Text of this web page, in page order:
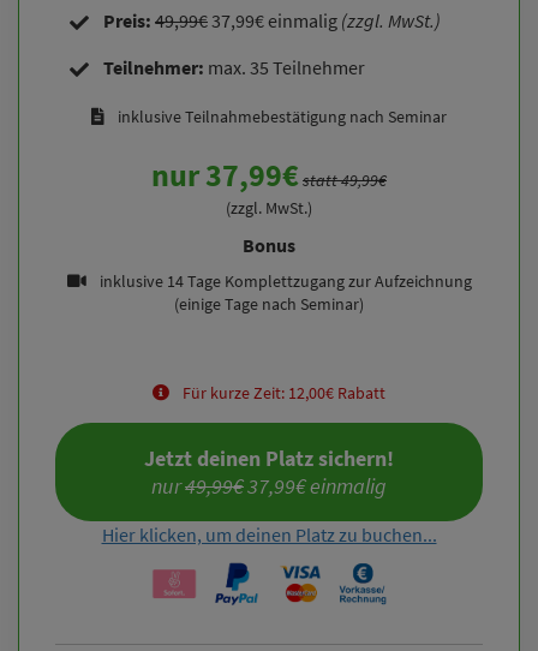
Preis: 49,99€37,99€ einmalig (zzgl. MwSt.)
Teilnehmer: max. 35 Teilnehmer
inklusive Teilnahmebestätigung nach Seminar
nur 37,99€statt 49,99€
(zzgl. MwSt.)
Bonus
inklusive 14 Tage Komplettzugang zur Aufzeichnung
(einige Tage nach Seminar)
Für kurze Zeit: 12,00€ Rabatt
Jetzt deinen Platz sichern!
nur 49,99€ 37,99€ einmalig
Hier klicken, um deinen Platz zu buchen...